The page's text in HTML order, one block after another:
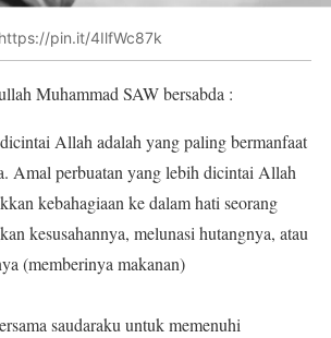
pin.it/4IlfWc87k
Muhammad SAW bersabda :
Allah adalah yang paling bermanfaat
Amal perbuatan yang lebih dicintai Allah
kebahagiaan ke dalam hati seorang
kesusahannya, melunasi hutangnya, atau
(memberinya makanan)
saudaraku untuk memenuhi